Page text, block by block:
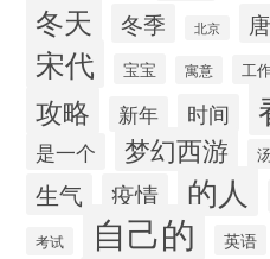
冬天 冬季 北京
宋代 宝宝 寓意 工
攻略 新年 时间
是一个 梦幻西游
生气 疫情 的人
考试 自己的 英语